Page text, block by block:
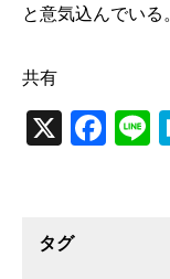
と意気込んでい
共有
X
タグ